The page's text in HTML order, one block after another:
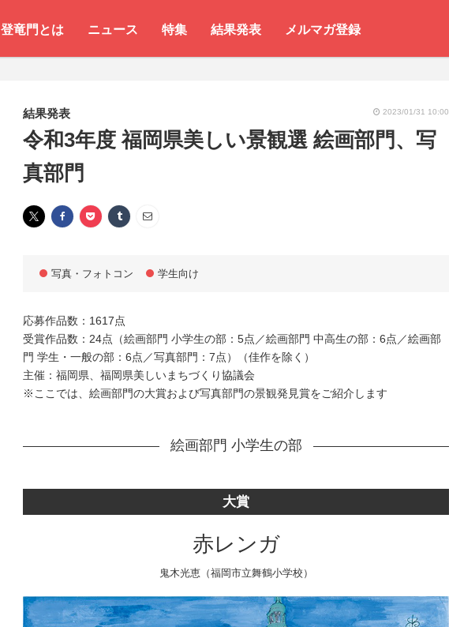
登竜門とは ニュース 特集 結果発表 メルマガ登録
結果発表 2023/01/31 10:00
令和3年度 福岡県美しい景観選 絵画部門、写
真部門
写真・フォトコン 学生向け
応募作品数：1617点
受賞作品数：24点（絵画部門 小学生の部：5点／絵画部門 中高生の部：6点／絵画部
門 学生・一般の部：6点／写真部門：7点）（佳作を除く）
主催：福岡県、福岡県美しいまちづくり協議会
※ここでは、絵画部門の大賞および写真部門の景観発見賞をご紹介します
絵画部門 小学生の部
大賞
赤レンガ
鬼木光恵（福岡市立舞鶴小学校）